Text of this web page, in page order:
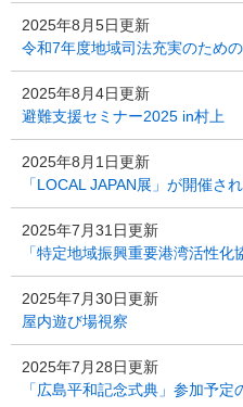
2025年8月5日更新
令和7年度地域司法充実のため
2025年8月4日更新
避難支援セミナー2025 in村上
2025年8月1日更新
「LOCAL JAPAN展」が開催さ
2025年7月31日更新
「特定地域振興重要港湾活性
2025年7月30日更新
屋内遊び場視察
2025年7月28日更新
「広島平和記念式典」参加予定